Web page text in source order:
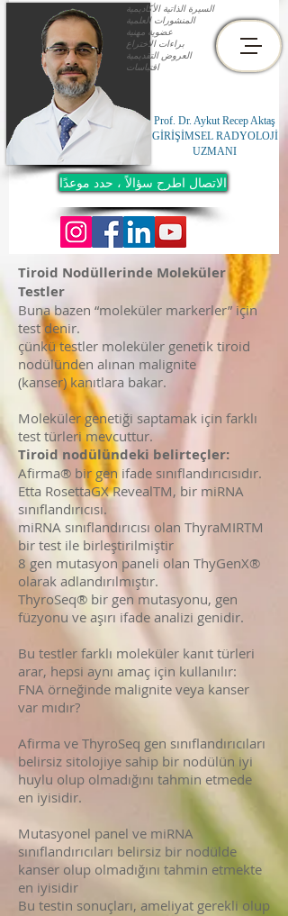
Prof. Dr. Aykut Recep Aktaş
GİRİŞİMSEL RADYOLOJİ
UZMANI
الاتصال اطرح سؤالاً ، حدد موعدًا
السيرة الذاتية الأكاديمية
المنشورات العلمية
عضوية مهنية
براءات الاختراع
العروض التقديمية
اقتباسات
Tiroid Nodüllerinde Moleküler
Testler
Buna bazen “moleküler markerler” için
test denir.
çünkü testler moleküler genetik tiroid
nodülünden alınan malignite
(kanser) kanıtlara bakar.
Moleküler genetiği saptamak için farklı
test türleri mevcuttur.
Tiroid nodülündeki belirteçler:
Afirma® bir gen ifade sınıflandırıcısıdır.
Etta RosettaGX RevealTM, bir miRNA
sınıflandırıcısı.
miRNA sınıflandırıcısı olan ThyraMIRTM
bir test ile birleştirilmiştir
8 gen mutasyon paneli olan ThyGenX®
olarak adlandırılmıştır.
ThyroSeq® bir gen mutasyonu, gen
füzyonu ve aşırı ifade analizi genidir.
Bu testler farklı moleküler kanıt türleri
arar, hepsi aynı amaç için kullanılır:
FNA örneğinde malignite veya kanser
var mıdır?
Afirma ve ThyroSeq gen sınıflandırıcıları
belirsiz sitolojiye sahip bir nodülün iyi
huylu olup olmadığını tahmin etmede
en iyisidir.
Mutasyonel panel ve miRNA
sınıflandırıcıları belirsiz bir nodülde
kanser olup olmadığını tahmin etmekte
en iyisidir
Bu testin sonuçları, ameliyat gerekli olup